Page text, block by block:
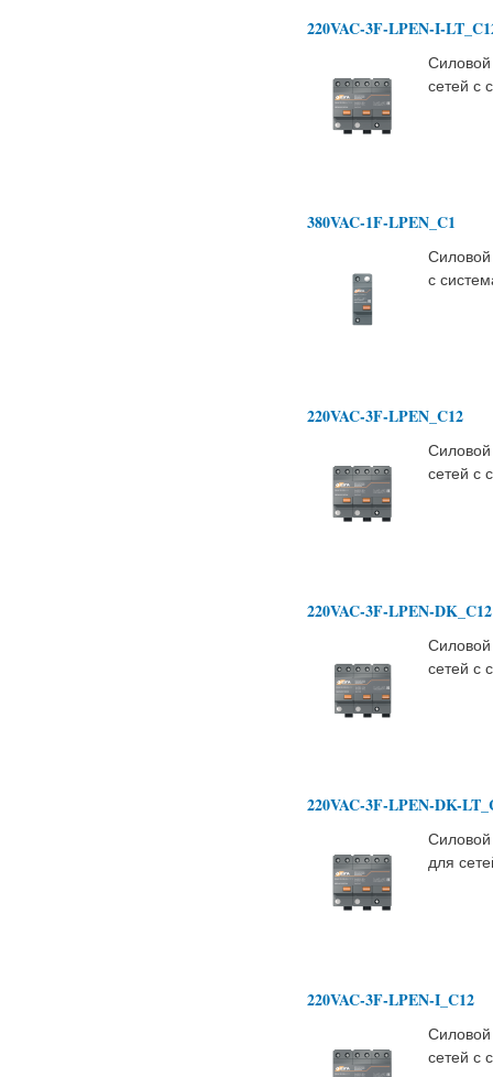
220VAC-3F-LPEN-I-
сетей с
380VAC-1F-LPEN_C1
с
220VAC-3F-LPEN_C12
сетей с
220VAC-3F-LPEN-DK_C12
сетей с
220VAC-3F-LPEN-DK-
для
220VAC-3F-LPEN-I_C12
сетей с